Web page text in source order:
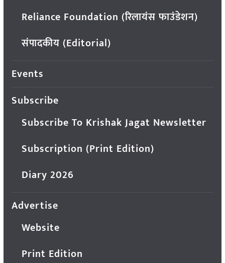
Reliance Foundation (रिलायंस फाउंडेशन)
संपादकीय (Editorial)
Events
Subscribe
Subscribe To Krishak Jagat Newsletter
Subscription (Print Edition)
Diary 2026
Advertise
Website
Print Edition